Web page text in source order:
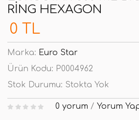
RING HEXAGON
0 TL
Marka: Euro Star
Ürün Kodu: P0004962
Stok Durumu: Stokta Yok
0 yorum / Yorum